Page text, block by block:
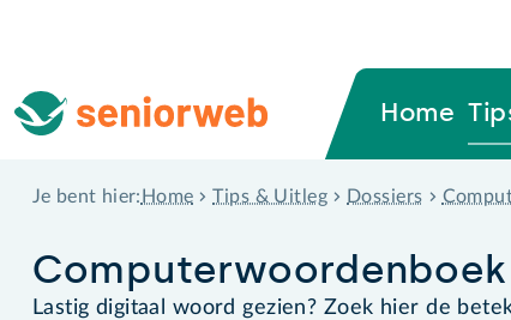
Home
Je bent hier: Home Tips & Uitleg Dossiers
Computer­woordenboek
Lastig digitaal woord gezien? Zoek hier de